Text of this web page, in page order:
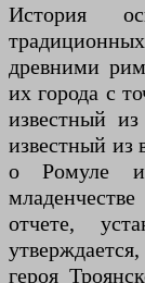
История
древними
их города с
известный
известный
о Ромуле и
отчете,
героя